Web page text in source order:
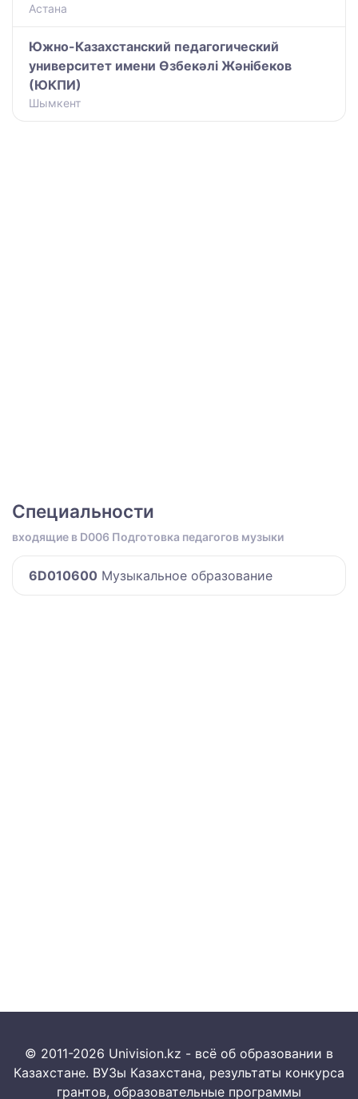
Астана
Южно-Казахстанский педагогический
университет имени Өзбекәлі Жәнібеков
(ЮКПИ)
Шымкент
Специальности
входящие в D006 Подготовка педагогов музыки
6D010600 Музыкальное образование
© 2011-2026 Univision.kz - всё об образовании в
Казахстане. ВУЗы Казахстана, результаты конкурса
грантов, образовательные программы